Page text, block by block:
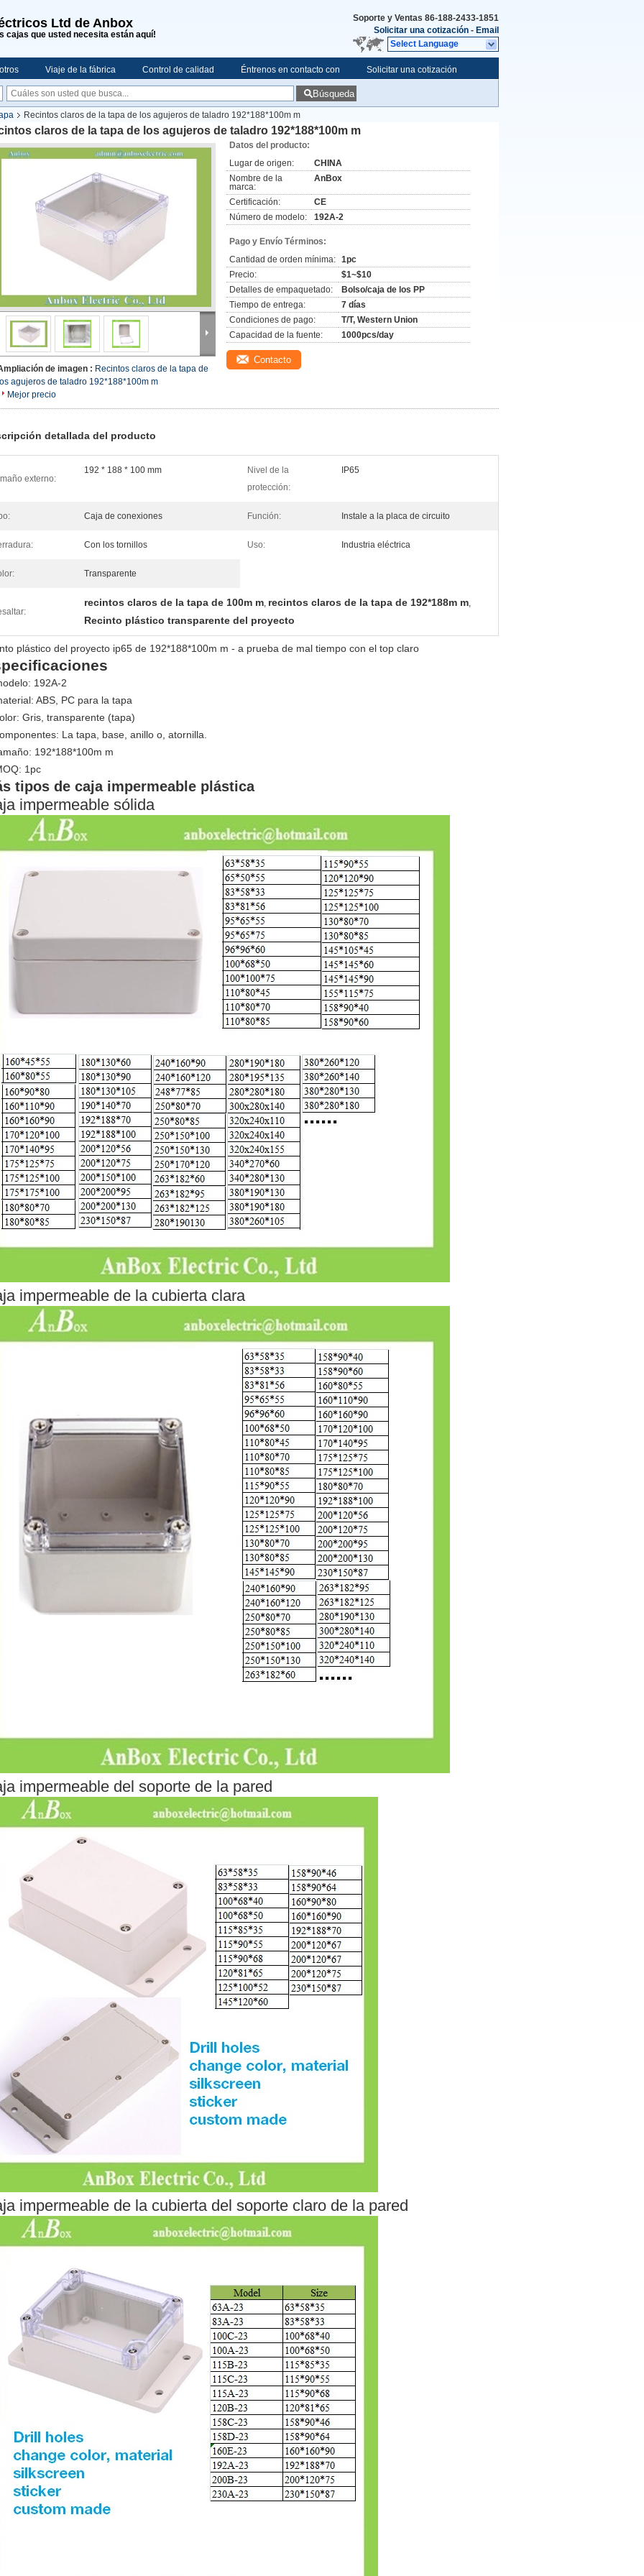
Ltd de Anbox
cajas que usted necesita están aquí!
Soporte y Ventas 86-188-2433-1851
Solicitar una cotización - Email
Select Language
Viaje de la fábrica Control de calidad Éntrenos en contacto con Solicitar una cotización
Búsqueda
Recintos claros de la tapa de los agujeros de taladro 192*188*100m m
claros de la tapa de los agujeros de taladro 192*188*100m m
de imagen : Recintos claros de la tapa de
agujeros de taladro 192*188*100m m
Mejor precio
Datos del producto:
Lugar de origen:
CHINA
Nombre de la
marca:
AnBox
Certificación:
CE
Número de modelo:
192A-2
Pago y Envío Términos:
Cantidad de orden mínima: 1pc
Precio:
$1~$10
Detalles de empaquetado:
Bolso/caja de los PP
Tiempo de entrega:
7 días
Condiciones de pago:
T/T, Western Union
Capacidad de la fuente:
1000pcs/day
Contacto
detallada del producto
externo:
192 * 188 * 100 mm
Nivel de la
protección:
IP65
Caja de conexiones Función: Instale a la placa de circuito
Con los tornillos Uso: Industria eléctrica
Transparente
recintos claros de la tapa de 100m m, recintos claros de la tapa de 192*188m m,
Recinto plástico transparente del proyecto
plástico del proyecto ip65 de 192*188*100m m - a prueba de mal tiempo con el top claro
192A-2
ABS, PC para la tapa
Gris, transparente (tapa)
La tapa, base, anillo o, atornilla.
192*188*100m m
1pc
tipos de caja impermeable plástica
impermeable sólida
impermeable de la cubierta clara
impermeable del soporte de la pared
impermeable de la cubierta del soporte claro de la pared